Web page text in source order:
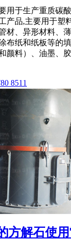
用于生产重质碳
产品,主要用于塑
材、异形材料、
布纸和纸板等的
颜料）、油墨、
8511
方解石使